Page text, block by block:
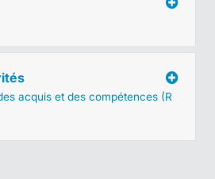
acquis et des compétences (R